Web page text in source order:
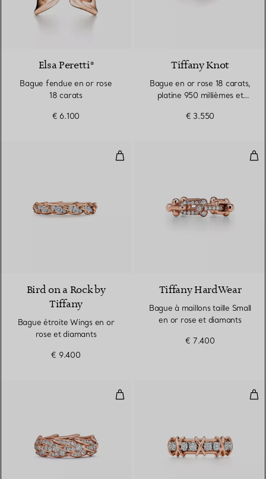
Elsa Peretti®
Bague fendue en or rose
18 carats
€ 6.100
Tiffany Knot
Bague en or rose 18 carats,
platine 950 millièmes et
€ 3.550
Bague étroite Wings en or rose
Bird on a Rock by
Tiffany
Bague étroite Wings en or
rose et diamants
€ 9.400
Tiffany HardWear
Bague à maillons taille Small
en or rose et diamants
€ 7.400
Bague Wings Large en or rose